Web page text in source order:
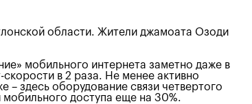
области. Жители джамоата Озоди
мобильного интернета заметно даже в
в 2 раза. Не менее активно
– здесь оборудование связи четвертого
доступа еще на 30%.